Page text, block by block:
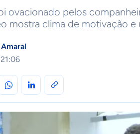
ovacionado pelos
mostra clima de motivação e